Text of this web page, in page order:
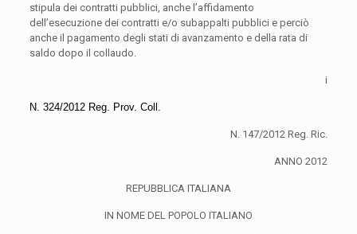
stipula dei contratti pubblici, anche l’affidamento
dell’esecuzione dei contratti e/o subappalti pubblici e perciò
anche il pagamento degli stati di avanzamento e della rata di
saldo dopo il collaudo.
i
N. 324/2012 Reg. Prov. Coll.
N. 147/2012 Reg. Ric.
ANNO 2012
REPUBBLICA ITALIANA
IN NOME DEL POPOLO ITALIANO